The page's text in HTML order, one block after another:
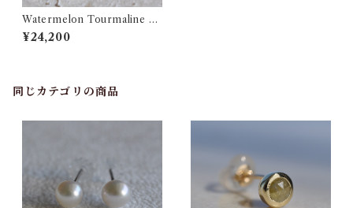
Watermelon Tourmaline ウ
ォーターメロントルマリン ピ
アス
¥24,200
同じカテゴリの商品